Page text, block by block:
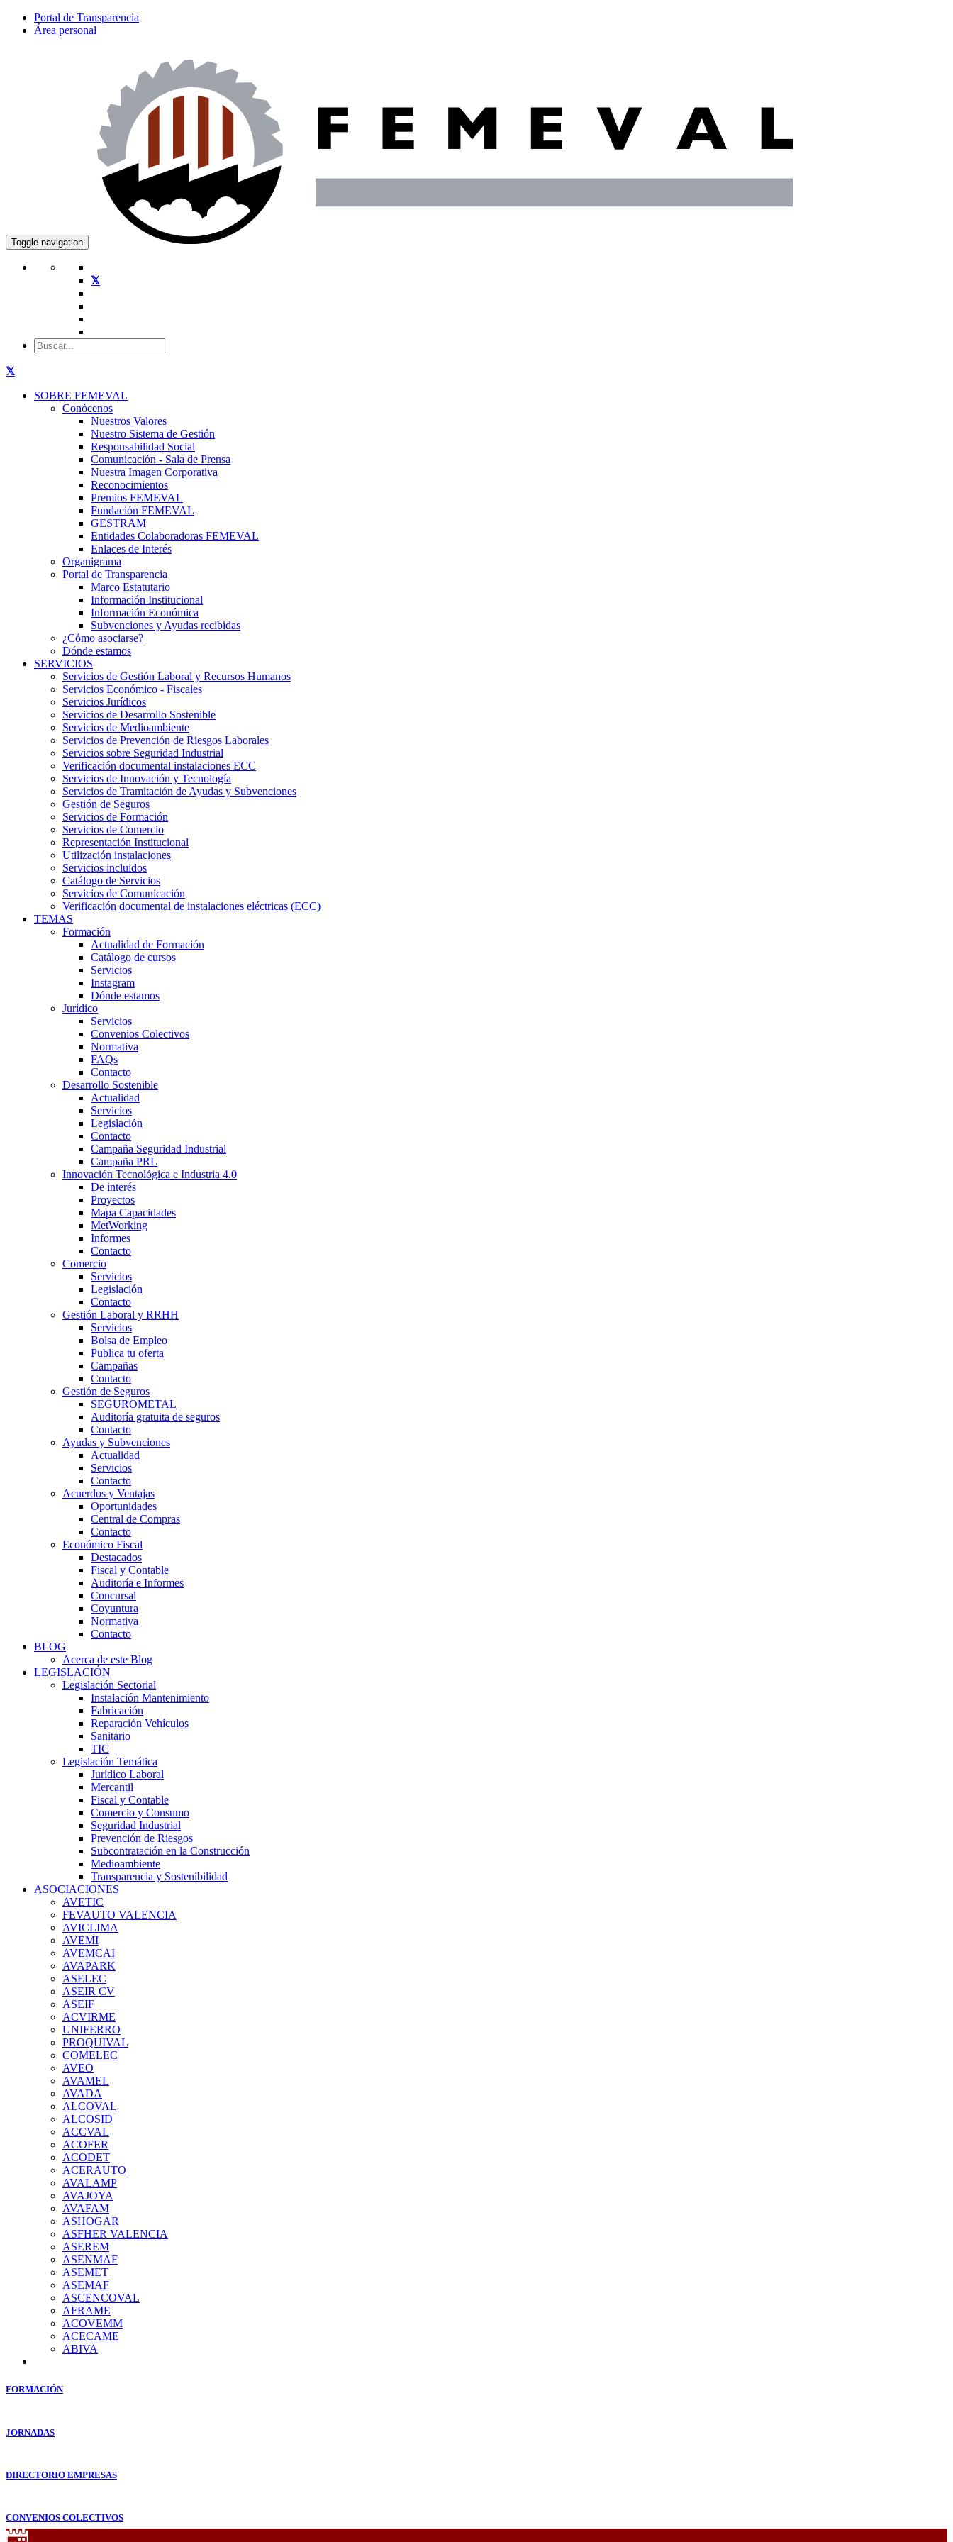
Portal de Transparencia
Área personal
Toggle navigation
SOBRE FEMEVAL
Conócenos
Nuestros Valores
Nuestro Sistema de Gestión
Responsabilidad Social
Comunicación - Sala de Prensa
Nuestra Imagen Corporativa
Reconocimientos
Premios FEMEVAL
Fundación FEMEVAL
GESTRAM
Entidades Colaboradoras FEMEVAL
Enlaces de Interés
Organigrama
Portal de Transparencia
Marco Estatutario
Información Institucional
Información Económica
Subvenciones y Ayudas recibidas
¿Cómo asociarse?
Dónde estamos
SERVICIOS
Servicios de Gestión Laboral y Recursos Humanos
Servicios Económico - Fiscales
Servicios Jurídicos
Servicios de Desarrollo Sostenible
Servicios de Medioambiente
Servicios de Prevención de Riesgos Laborales
Servicios sobre Seguridad Industrial
Verificación documental instalaciones ECC
Servicios de Innovación y Tecnología
Servicios de Tramitación de Ayudas y Subvenciones
Gestión de Seguros
Servicios de Formación
Servicios de Comercio
Representación Institucional
Utilización instalaciones
Servicios incluidos
Catálogo de Servicios
Servicios de Comunicación
Verificación documental de instalaciones eléctricas (ECC)
TEMAS
Formación
Actualidad de Formación
Catálogo de cursos
Servicios
Instagram
Dónde estamos
Jurídico
Servicios
Convenios Colectivos
Normativa
FAQs
Contacto
Desarrollo Sostenible
Actualidad
Servicios
Legislación
Contacto
Campaña Seguridad Industrial
Campaña PRL
Innovación Tecnológica e Industria 4.0
De interés
Proyectos
Mapa Capacidades
MetWorking
Informes
Contacto
Comercio
Servicios
Legislación
Contacto
Gestión Laboral y RRHH
Servicios
Bolsa de Empleo
Publica tu oferta
Campañas
Contacto
Gestión de Seguros
SEGUROMETAL
Auditoría gratuita de seguros
Contacto
Ayudas y Subvenciones
Actualidad
Servicios
Contacto
Acuerdos y Ventajas
Oportunidades
Central de Compras
Contacto
Económico Fiscal
Destacados
Fiscal y Contable
Auditoría e Informes
Concursal
Coyuntura
Normativa
Contacto
BLOG
Acerca de este Blog
LEGISLACIÓN
Legislación Sectorial
Instalación Mantenimiento
Fabricación
Reparación Vehículos
Sanitario
TIC
Legislación Temática
Jurídico Laboral
Mercantil
Fiscal y Contable
Comercio y Consumo
Seguridad Industrial
Prevención de Riesgos
Subcontratación en la Construcción
Medioambiente
Transparencia y Sostenibilidad
ASOCIACIONES
AVETIC
FEVAUTO VALENCIA
AVICLIMA
AVEMI
AVEMCAI
AVAPARK
ASELEC
ASEIR CV
ASEIF
ACVIRME
UNIFERRO
PROQUIVAL
COMELEC
AVEO
AVAMEL
AVADA
ALCOVAL
ALCOSID
ACCVAL
ACOFER
ACODET
ACERAUTO
AVALAMP
AVAJOYA
AVAFAM
ASHOGAR
ASFHER VALENCIA
ASEREM
ASENMAF
ASEMET
ASEMAF
ASCENCOVAL
AFRAME
ACOVEMM
ACECAME
ABIVA
FORMACIÓN
JORNADAS
DIRECTORIO EMPRESAS
CONVENIOS COLECTIVOS